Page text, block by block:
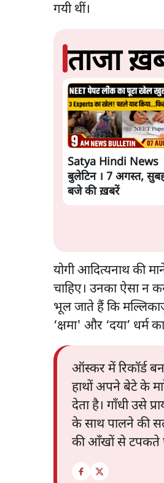
गयी थीं।
ताजा
Satya Hindi News
बुलेटिन । 7 अगस्त,
बजे की ख़बरें
योगी आदित्यनाथ की
चाहिए। उनका ऐसा न
भूल जाते हैं कि
‘क्षमा' और ‘दया’ धर्म
ऑस्कर में रिकॉर्ड
हाथों अपने बेटे के
देता है। गाँधी उसे
के साथ पालने की
की आँखों से टपकते